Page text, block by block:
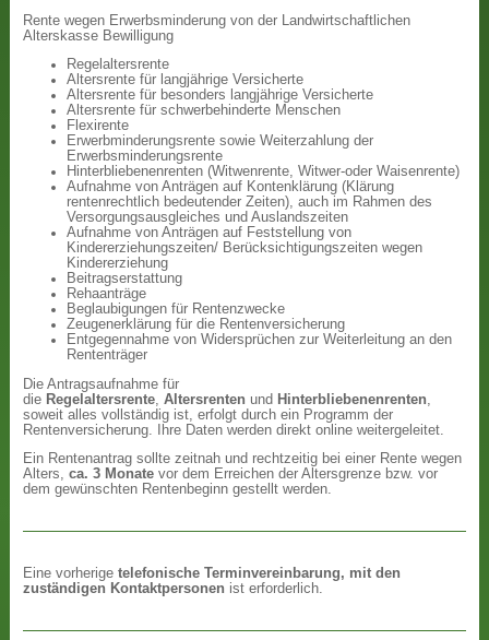
Rente wegen Erwerbsminderung von der Landwirtschaftlichen
Alterskasse Bewilligung
Regelaltersrente
Altersrente für langjährige Versicherte
Altersrente für besonders langjährige Versicherte
Altersrente für schwerbehinderte Menschen
Flexirente
Erwerbminderungsrente sowie Weiterzahlung der
Erwerbsminderungsrente
Hinterbliebenenrenten (Witwenrente, Witwer-oder Waisenrente)
Aufnahme von Anträgen auf Kontenklärung (Klärung
rentenrechtlich bedeutender Zeiten), auch im Rahmen des
Versorgungsausgleiches und Auslandszeiten
Aufnahme von Anträgen auf Feststellung von
Kindererziehungszeiten/ Berücksichtigungszeiten wegen
Kindererziehung
Beitragserstattung
Rehaanträge
Beglaubigungen für Rentenzwecke
Zeugenerklärung für die Rentenversicherung
Entgegennahme von Widersprüchen zur Weiterleitung an den
Rententräger
Die Antragsaufnahme für
die Regelaltersrente ,Altersrenten und Hinterbliebenenrenten
soweit alles vollständig ist, erfolgt durch ein Programm der
Rentenversicherung. Ihre Daten werden direkt online weitergeleitet.
Ein Rentenantrag sollte zeitnah und rechtzeitig bei einer Rente wegen
Alters,ca. 3 Monate vor dem Erreichen der Altersgrenze bzw. vor
dem gewünschten Rentenbeginn gestellt werden.
Eine vorherigetelefonische Terminvereinbarung, mit den
zuständigen Kontaktpersonen ist erforderlich.